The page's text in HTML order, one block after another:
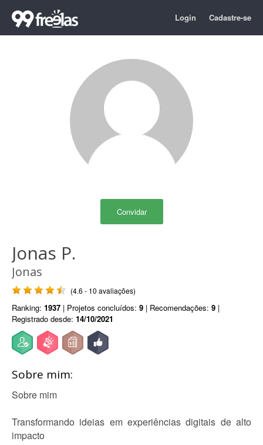
Login Cadastre-se
Convidar
Jonas P.
Jonas
(4.6 - 10 avaliações)
Ranking: 1937 | Projetos concluídos: 9 | Recomendações: 9 |
Registrado desde: 14/10/2021
Sobre mim:
Sobre mim
Transformando ideias em experiências digitais de alto
impacto